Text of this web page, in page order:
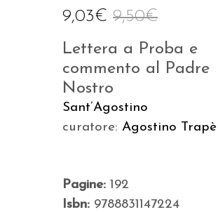
9,50€
9,03€
Lettera a Proba e
commento al Padre
Nostro
Sant’Agostino
curatore: Agostino Trapè
Pagine: 192
Isbn: 9788831147224